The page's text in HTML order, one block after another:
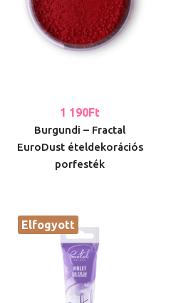
1 190Ft
Burgundi – Fractal
EuroDust ételdekorációs
porfesték
Elfogyott